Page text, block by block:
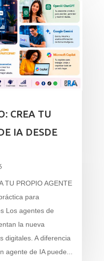
CREA TU
IA DESDE
TU PROPIO AGENTE
para
Los agentes de
la nueva
digitales. A diferencia
agente de IA puede...